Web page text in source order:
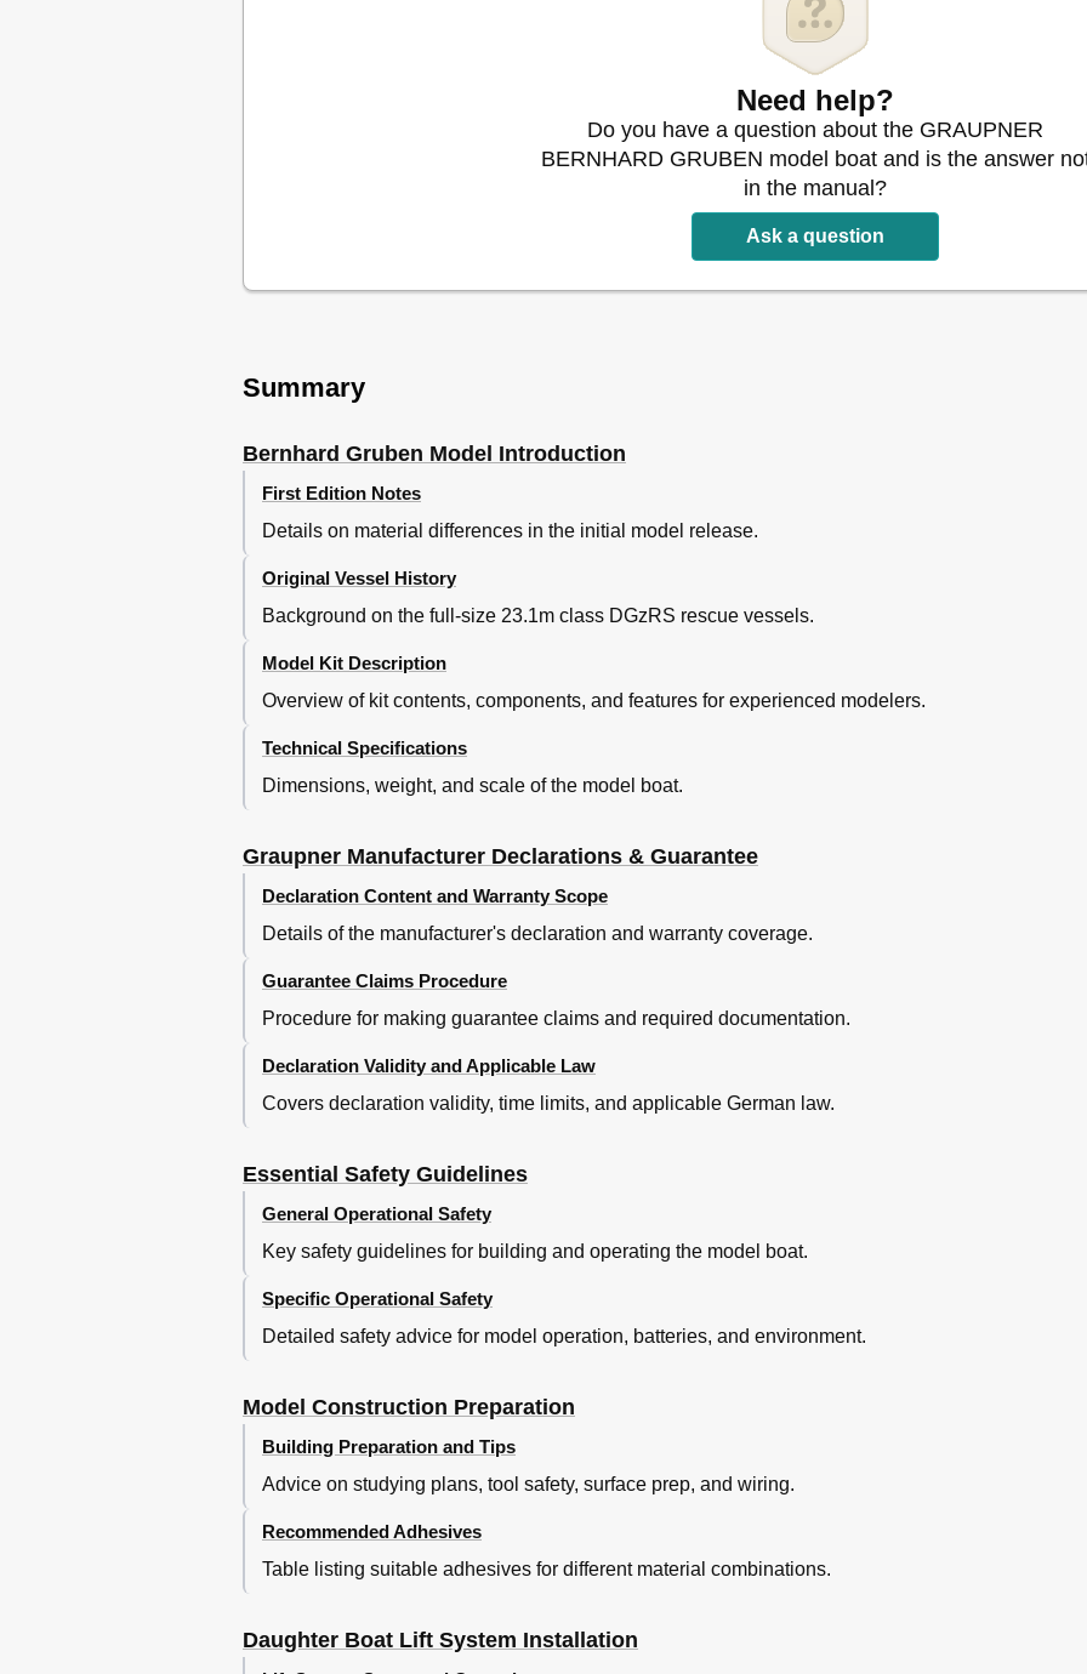
Need help?
Do you have a question about the GRAUPNER
BERNHARD GRUBEN model boat and is the answer
in the manual?
Ask a question
Summary
Bernhard Gruben Model Introduction
First Edition Notes
Details on material differences in the initial model release.
Original Vessel History
Background on the full-size 23.1m class DGzRS rescue vessels.
Model Kit Description
Overview of kit contents, components, and features for experienced modelers.
Technical Specifications
Dimensions, weight, and scale of the model boat.
Graupner Manufacturer Declarations & Guarantee
Declaration Content and Warranty Scope
Details of the manufacturer's declaration and warranty coverage.
Guarantee Claims Procedure
Procedure for making guarantee claims and required documentation.
Declaration Validity and Applicable Law
Covers declaration validity, time limits, and applicable German law.
Essential Safety Guidelines
General Operational Safety
Key safety guidelines for building and operating the model boat.
Specific Operational Safety
Detailed safety advice for model operation, batteries, and environment.
Model Construction Preparation
Building Preparation and Tips
Advice on studying plans, tool safety, surface prep, and wiring.
Recommended Adhesives
Table listing suitable adhesives for different material combinations.
Daughter Boat Lift System Installation